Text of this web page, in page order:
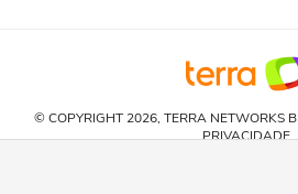
© COPYRIGHT 2026, TERRA NETWORKS
PRIVACIDADE